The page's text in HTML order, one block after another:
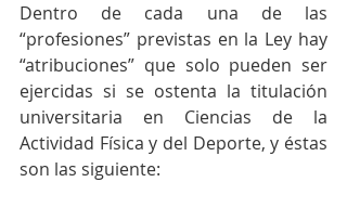
Dentro de cada una de las
“profesiones” previstas en la Ley hay
“atribuciones” que solo pueden ser
ejercidas si se ostenta la titulación
universitaria en Ciencias de la
Actividad Física y del Deporte, y éstas
son las siguiente: